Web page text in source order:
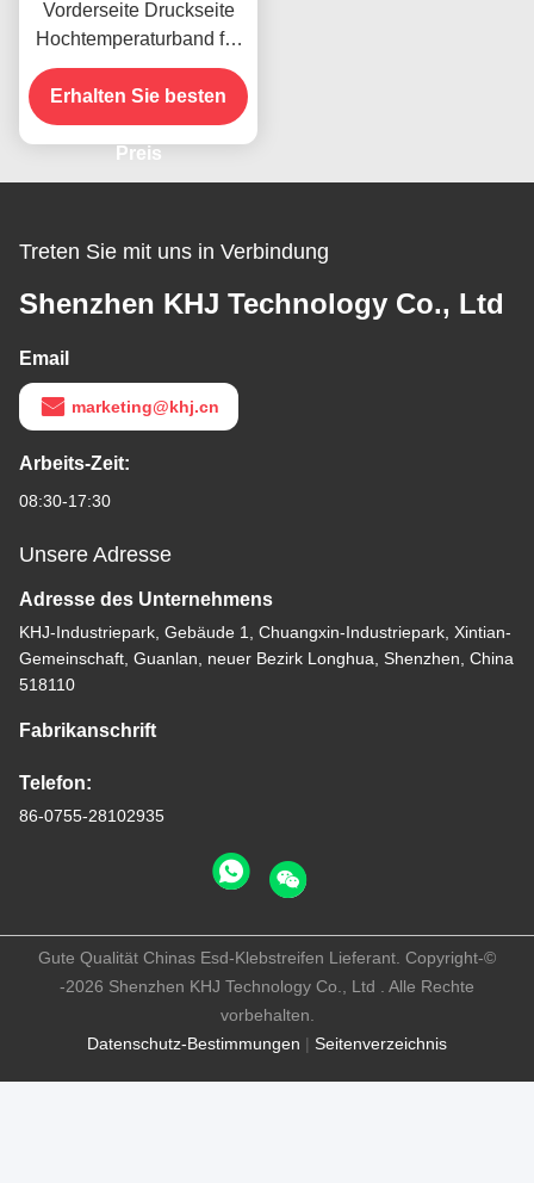
Vorderseite Druckseite
Hochtemperaturband für
das vorhandene Produkt
Erhalten Sie besten
Preis
Treten Sie mit uns in Verbindung
Shenzhen KHJ Technology Co., Ltd
Email
marketing@khj.cn
Arbeits-Zeit:
08:30-17:30
Unsere Adresse
Adresse des Unternehmens
KHJ-Industriepark, Gebäude 1, Chuangxin-Industriepark, Xintian-
Gemeinschaft, Guanlan, neuer Bezirk Longhua, Shenzhen, China
518110
Fabrikanschrift
Telefon:
86-0755-28102935
Datenschutz-Bestimmungen | Seitenverzeichnis
Gute Qualität Chinas Esd-Klebstreifen Lieferant. Copyright-©
-2026 Shenzhen KHJ Technology Co., Ltd . Alle Rechte
vorbehalten.